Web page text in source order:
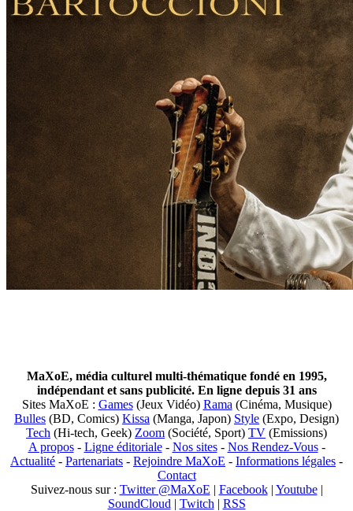
MaXoE, média culturel multi-thématique fondé en 1995,
indépendant et sans publicité. En ligne depuis 31 ans
Sites MaXoE : Games(Jeux Vidéo) Rama (Cinéma, Musique)
Bulles (BD, Comics) Kissa (Manga, Japon) Style (Expo, Design)
Tech (Hi-tech, Geek) Zoom (Société, Sport) TV (Emissions)
A propos- Ligne éditoriale- Nos sites- Nos Rendez-Vous-
Actualité - Partenariats - Rejoindre MaXoE - Informations légales -
Contact
Suivez-nous sur : Twitter @MaXoE | Facebook| Youtube|
SoundCloud | Twitch | RSS